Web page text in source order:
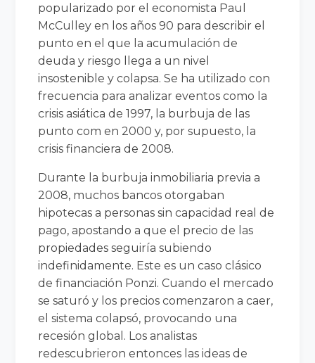
popularizado por el economista Paul
McCulley en los años 90 para describir el
punto en el que la acumulación de
deuda y riesgo llega a un nivel
insostenible y colapsa. Se ha utilizado con
frecuencia para analizar eventos como la
crisis asiática de 1997, la burbuja de las
punto com en 2000 y, por supuesto, la
crisis financiera de 2008.
Durante la burbuja inmobiliaria previa a
2008, muchos bancos otorgaban
hipotecas a personas sin capacidad real de
pago, apostando a que el precio de las
propiedades seguiría subiendo
indefinidamente. Este es un caso clásico
de financiación Ponzi. Cuando el mercado
se saturó y los precios comenzaron a caer,
el sistema colapsó, provocando una
recesión global. Los analistas
redescubrieron entonces las ideas de